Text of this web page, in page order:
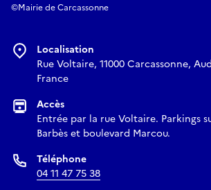
©Mairie de Carcassonne
Localisation
Rue Voltaire, 11000 Carcassonne,
France
Accès
Entrée par la rue Voltaire. Parkings
Barbès et boulevard Marcou.
Téléphone
04 11 47 75 38